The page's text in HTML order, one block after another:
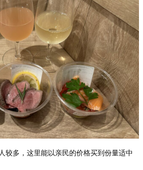
较多，这里能以亲民的价格买到份量适中